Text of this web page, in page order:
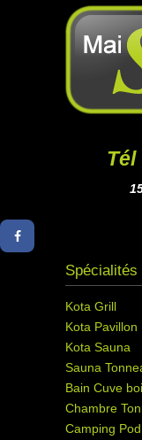
Tél
Spécialités
Kota Grill
Kota Pavillon
Kota Sauna
Sauna
Bain Cuve
Chambre
Camping Pod